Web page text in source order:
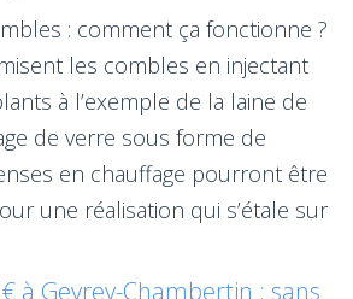
: comment ça fonctionne ?
les combles en injectant
à l’exemple de la laine de
de verre sous forme de
en chauffage pourront être
une réalisation qui s’étale sur
à Gevrey-Chambertin : sans